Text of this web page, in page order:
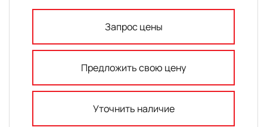
Запрос цены
Предложить свою цену
Уточнить наличие